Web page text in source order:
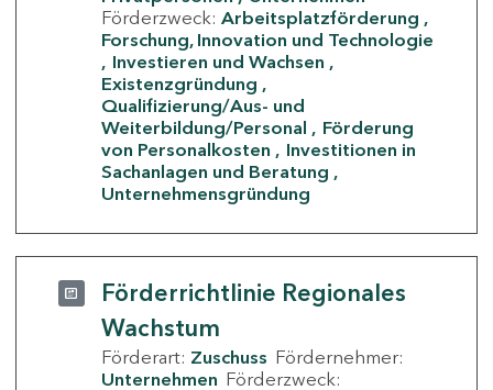
Förderzweck: Arbeitsplatzförderung
Forschung, Innovation und Technologie
Investieren und Wachsen
Existenzgründung
Qualifizierung/Aus- und
Weiterbildung/Personal
Förderung
von Personalkosten
Investitionen in
Sachanlagen und Beratung
Unternehmensgründung
Förderrichtlinie Regionales
Wachstum
Förderart: Zuschuss Fördernehmer:
Unternehmen Förderzweck: